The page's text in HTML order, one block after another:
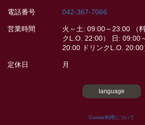
電話番号 042-367-7066
営業時間
火～土: 09:00～23:00 （
クL.O. 22:00） 日: 09:00
20:00 ドリンクL.O. 20:00
定休日 月
language
Cookie利用について